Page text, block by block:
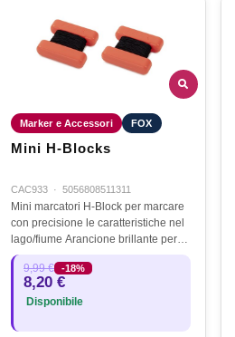
Marker e Accessori FOX
Mini H-Blocks
CAC933 · 5056808511311
Mini marcatori H-Block per marcare
con precisione le caratteristiche nel
lago/fiume Arancione brillante per la
massima visibilità Fornito con
cordino nero 2 Mini H-Block per
confezione
9,99 € -18%
8,20 €
Disponibile